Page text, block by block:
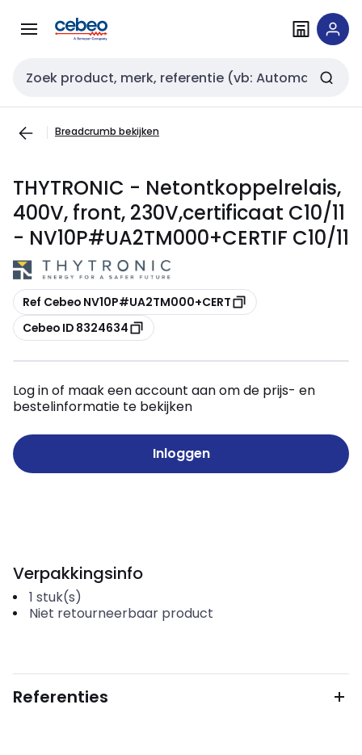
naar
naar
Zoekveld invoer
Breadcrumb bekijken
THYTRONIC - Netontkoppelrelais,
400V, front, 230V,certificaat C10/11
- NV10P#UA2TM000+CERTIF C10/11
Kopiëren
Ref Cebeo NV10P#UA2TM000+CERT
Kopiëren
Cebeo ID 8324634
Log in of maak een account aan om de prijs- en
bestelinformatie te bekijken
Inloggen
Verpakkingsinfo
1 stuk(s)
Niet retourneerbaar product
Referenties